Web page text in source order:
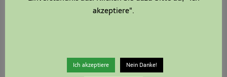
Steffen und Christina Jostes neues Königspaar in Serkenrode
Dann war da noch …
akzeptiere".
Ich akzeptiere Nein Danke!